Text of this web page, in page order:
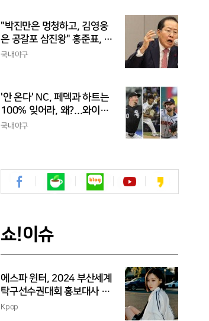
"박진만은 멍청하고, 김영웅
은 공갈포 삼진왕" 홍준표, 또
삼성 저격..."무사 만루에 플
국내야구
'안 온다' NC, 페덱과 하트는
100% 잊어라, 왜?...와이스
도 한화 복귀 알 수 없어
국내야구
쇼!이슈
에스파 윈터, 2024 부산세계
탁구선수권대회 홍보대사 위
촉
Kpop